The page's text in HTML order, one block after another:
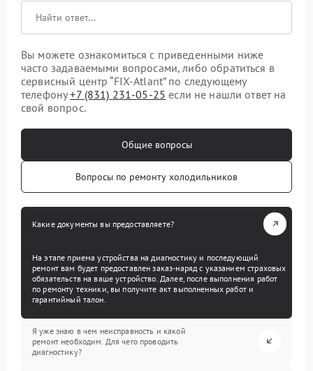
Вы можете ознакомиться с приведенными ниже
часто задаваемыми вопросами, либо обратиться в
сервисный центр “FIX-Atlant” по следующему
телефону+7 (831) 231-05-25 если не нашли ответ на
свой вопрос.
Общие вопросы
Вопросы по ремонту холодильников
Какие документы вы предоставляете?
На этапе приема устройства на диагностику и последующий
ремонт вам будет предоставлен заказ-наряд с указанием страховых
обязательств на ваше устройство. Далее, после выполнения работ
по ремонту техники, вы получите акт выполненных работ и
гарантийный талон.
Я уже знаю в чем неисправность и какой
ремонт необходим. Для чего проводить
диагностику?